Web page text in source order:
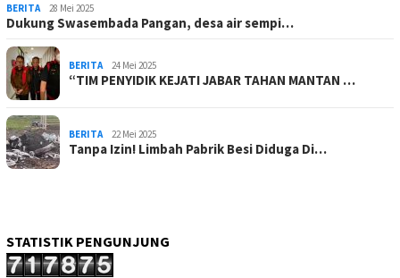
BERITA 28 Mei 2025
Dukung Swasembada Pangan, desa air sempi…
BERITA 24 Mei 2025
“TIM PENYIDIK KEJATI JABAR TAHAN MANTAN …
BERITA 22 Mei 2025
Tanpa Izin! Limbah Pabrik Besi Diduga Di…
STATISTIK PENGUNJUNG